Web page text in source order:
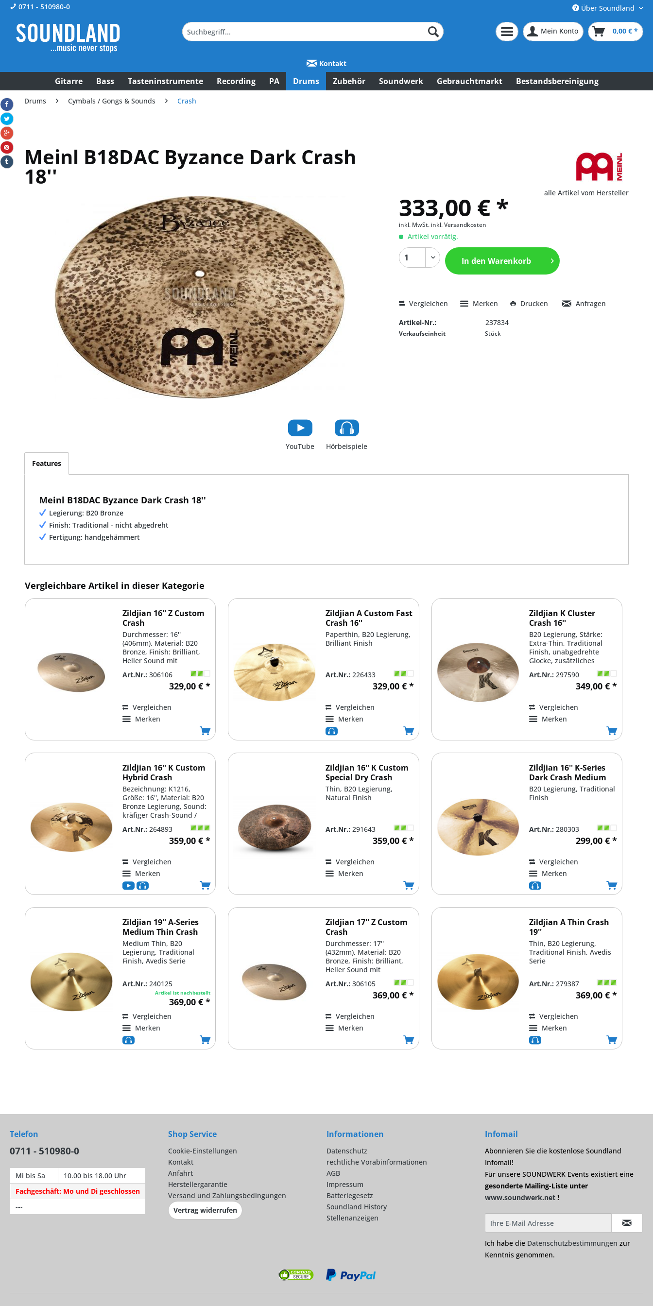
0711 - 510980-0 Über Soundland
Mein Konto 0,00 € *
Kontakt
Gitarre Bass Tasteninstrumente Recording PA Drums Zubehör Soundwerk Gebrauchtmarkt Bestandsbereinigung
Drums Cymbals / Gongs & Sounds Crash
Meinl B18DAC Byzance Dark Crash
18''
alle Artikel vom Hersteller
333,00 € *
inkl. MwSt. inkl. Versandkosten
Artikel vorrätig.
In den Warenkorb
Vergleichen Merken Drucken Anfragen
Artikel-Nr.: 237834
Verkaufseinheit Stück
YouTube
Hörbeispiele
Features
Meinl B18DAC Byzance Dark Crash 18''
Legierung: B20 Bronze
Finish: Traditional - nicht abgedreht
Fertigung: handgehämmert
Vergleichbare Artikel in dieser Kategorie
Zildjian 16'' Z Custom
Crash
Durchmesser: 16''
(406mm), Material: B20
Bronze, Finish: Brilliant,
Heller Sound mit
explosivem Crash & Cut,
Sehr...
Art.Nr.: 306106
329,00 € *
Vergleichen
Merken
Zildjian A Custom Fast
Crash 16''
Paperthin, B20 Legierung,
Brilliant Finish
Art.Nr.: 226433
329,00 € *
Vergleichen
Merken
Zildjian K Cluster
Crash 16''
B20 Legierung, Stärke:
Extra-Thin, Traditional
Finish, unabgedrehte
Glocke, zusätzliches
''Cluster'' Hammering
Art.Nr.: 297590
349,00 € *
Vergleichen
Merken
Zildjian 16'' K Custom
Hybrid Crash
Bezeichnung: K1216,
Größe: 16'', Material: B20
Bronze Legierung, Sound:
kräfiger Crash-Sound /
Kombination aus dunkle...
Art.Nr.: 264893
359,00 € *
Vergleichen
Merken
Zildjian 16'' K Custom
Special Dry Crash
Thin, B20 Legierung,
Natural Finish
Art.Nr.: 291643
359,00 € *
Vergleichen
Merken
Zildjian 16'' K-Series
Dark Crash Medium
Thin
B20 Legierung, Traditional
Finish
Art.Nr.: 280303
299,00 € *
Vergleichen
Merken
Zildjian 19'' A-Series
Medium Thin Crash
Medium Thin, B20
Legierung, Traditional
Finish, Avedis Serie
Art.Nr.: 240125
Artikel ist nachbestellt
369,00 € *
Vergleichen
Merken
Zildjian 17'' Z Custom
Crash
Durchmesser: 17''
(432mm), Material: B20
Bronze, Finish: Brilliant,
Heller Sound mit
explosivem Crash & Cut,
Sehr...
Art.Nr.: 306105
369,00 € *
Vergleichen
Merken
Zildjian A Thin Crash
19''
Thin, B20 Legierung,
Traditional Finish, Avedis
Serie
Art.Nr.: 279387
369,00 € *
Vergleichen
Merken
Telefon
0711 - 510980-0
Mi bis Sa
10.00 bis 18.00 Uhr
Fachgeschäft: Mo und Di geschlossen
---
Shop Service
Cookie-Einstellungen
Kontakt
Anfahrt
Herstellergarantie
Versand und Zahlungsbedingungen
Vertrag widerrufen
Informationen
Datenschutz
rechtliche Vorabinformationen
AGB
Impressum
Batteriegesetz
Soundland History
Stellenanzeigen
Infomail
Abonnieren Sie die kostenlose Soundland
Infomail!
Für unsere SOUNDWERK Events existiert eine
gesonderte Mailing-Liste unter
www.soundwerk.net !
Ich habe die Datenschutzbestimmungen zur
Kenntnis genommen.